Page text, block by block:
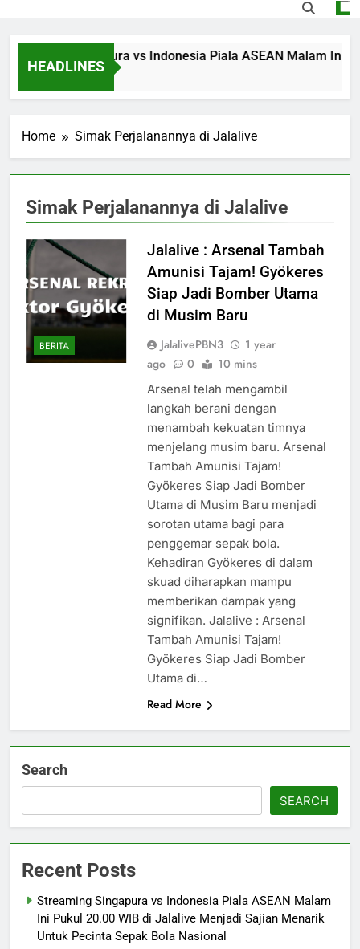
HEADLINES
Streaming Singapura vs Indonesia Piala ASEAN Malam Ini
5 Hours Ago
Home Simak Perjalanannya di Jalalive
Simak Perjalanannya di Jalalive
BERITA
Jalalive : Arsenal Tambah
Amunisi Tajam! Gyökeres
Siap Jadi Bomber Utama
di Musim Baru
JalalivePBN3
1 year
ago
0 10 mins
Arsenal telah mengambil
langkah berani dengan
menambah kekuatan timnya
menjelang musim baru. Arsenal
Tambah Amunisi Tajam!
Gyökeres Siap Jadi Bomber
Utama di Musim Baru menjadi
sorotan utama bagi para
penggemar sepak bola.
Kehadiran Gyökeres di dalam
skuad diharapkan mampu
memberikan dampak yang
signifikan. Jalalive : Arsenal
Tambah Amunisi Tajam!
Gyökeres Siap Jadi Bomber
Utama di…
Read More
Search
SEARCH
Recent Posts
Streaming Singapura vs Indonesia Piala ASEAN Malam
Ini Pukul 20.00 WIB di Jalalive Menjadi Sajian Menarik
Untuk Pecinta Sepak Bola Nasional